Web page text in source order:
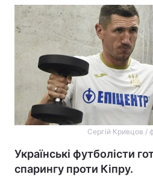
Сергій Кривцов /
Українські футболісти
спарингу проти Кіпру.